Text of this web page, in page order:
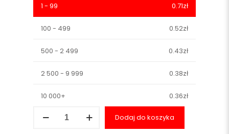
1 - 99 0.71zł
100 - 499 0.52zł
500 - 2 499 0.43zł
2 500 - 9 999 0.38zł
10 000+ 0.36zł
Butelka
Dodaj do koszyka